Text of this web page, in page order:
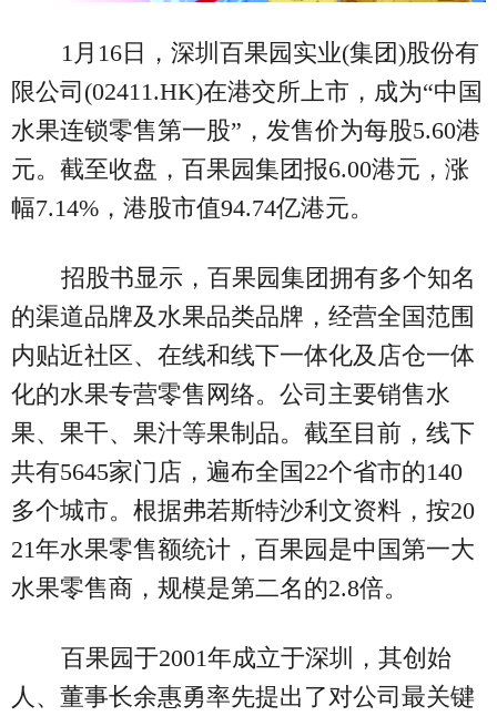
1月16日，深圳百果园实业(集团)股份有
限公司(02411.HK)在港交所上市，成为“中国
水果连锁零售第一股”，发售价为每股5.60港
元。截至收盘，百果园集团报6.00港元，涨
幅7.14%，港股市值94.74亿港元。
招股书显示，百果园集团拥有多个知名
的渠道品牌及水果品类品牌，经营全国范围
内贴近社区、在线和线下一体化及店仓一体
化的水果专营零售网络。公司主要销售水
果、果干、果汁等果制品。截至目前，线下
共有5645家门店，遍布全国22个省市的140
多个城市。根据弗若斯特沙利文资料，按20
21年水果零售额统计，百果园是中国第一大
水果零售商，规模是第二名的2.8倍。
百果园于2001年成立于深圳，其创始
人、董事长余惠勇率先提出了对公司最关键